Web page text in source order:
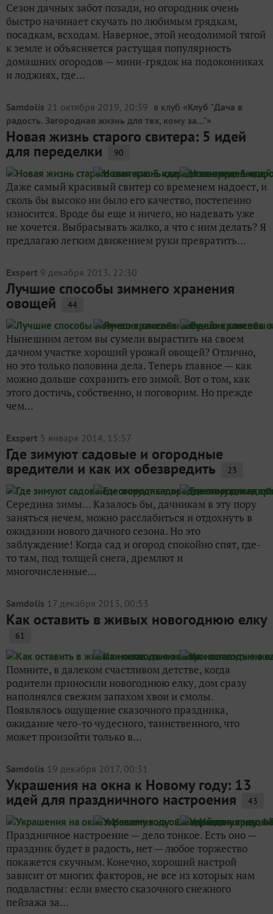
Сезон дачных забот позади, но огородник очень
быстро начинает скучать по любимым грядкам,
посадкам, всходам. Наверное, этой неодолимой тягой
к земле и объясняется растущая популярность
домашних огородов — мини-грядок на подоконниках
и лоджиях, где...
Samdolis 21 октября 2019, 20:39 в клуб «Клуб "Дача в
радость. Загородная жизнь для тех, кому за..."»
Новая жизнь старого свитера: 5 идей
для переделки 90
Даже самый красивый свитер со временем надоест, и
сколь бы высоко ни было его качество, постепенно
износится. Вроде бы еще и ничего, но надевать уже
не хочется. Выбрасывать жалко, а что с ним делать? Я
предлагаю легким движением руки превратить...
Exspert 9 декабря 2013, 22:30
Лучшие способы зимнего хранения
овощей 44
Нынешним летом вы сумели вырастить на своем
дачном участке хороший урожай овощей? Отлично,
но это только половина дела. Теперь главное — как
можно дольше сохранить его зимой. Вот о том, как
этого достичь, собственно, и поговорим. Но прежде
чем...
Exspert 5 января 2014, 15:57
Где зимуют садовые и огородные
вредители и как их обезвредить 23
Середина зимы… Казалось бы, дачникам в эту пору
заняться нечем, можно расслабиться и отдохнуть в
ожидании нового дачного сезона. Но это
заблуждение! Когда сад и огород спокойно спят, где-
то там, под толщей снега, дремлют и
многочисленные...
Samdolis 17 декабря 2013, 00:53
Как оставить в живых новогоднюю елку
61
Помните, в далеком счастливом детстве, когда
родители приносили новогоднюю елку, дом сразу
наполнялся свежим запахом хвои и смолы.
Появлялось ощущение сказочного праздника,
ожидание чего-то чудесного, таинственного, что
может произойти только в...
Samdolis 19 декабря 2017, 00:31
Украшения на окна к Новому году: 13
идей для праздничного настроения 43
Праздничное настроение — дело тонкое. Есть оно —
праздник будет в радость, нет — любое торжество
покажется скучным. Конечно, хороший настрой
зависит от многих факторов, не все из которых нам
подвластны: если вместо сказочного снежного
пейзажа за...